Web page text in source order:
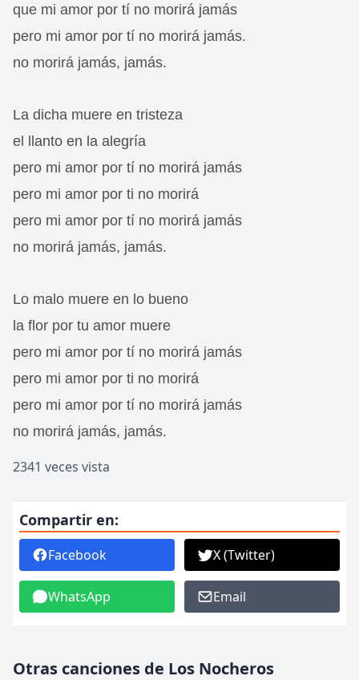
que mi amor por tí no morirá jamás
pero mi amor por tí no morirá jamás.
no morirá jamás, jamás.
La dicha muere en tristeza
el llanto en la alegría
pero mi amor por tí no morirá jamás
pero mi amor por ti no morirá
pero mi amor por tí no morirá jamás
no morirá jamás, jamás.
Lo malo muere en lo bueno
la flor por tu amor muere
pero mi amor por tí no morirá jamás
pero mi amor por ti no morirá
pero mi amor por tí no morirá jamás
no morirá jamás, jamás.
2341 veces vista
Compartir en:
Facebook X (Twitter)
WhatsApp Email
Otras canciones de Los Nocheros